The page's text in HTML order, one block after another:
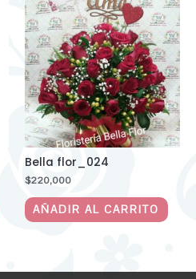
Bella flor_024
$220,000
AÑADIR AL CARRITO